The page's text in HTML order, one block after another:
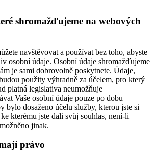
shromažďujeme na webových
navštěvovat a používat bez toho, abyste
osobní údaje. Osobní údaje shromažďujeme
je sami dobrovolně poskytnete. Údaje,
použity výhradně za účelem, pro který
platná legislativa neumožňuje
Vaše osobní údaje pouze po dobu
bylo dosaženo účelu služby, kterou jste si
kterému jste dali svůj souhlas, není-li
jinak.
právo